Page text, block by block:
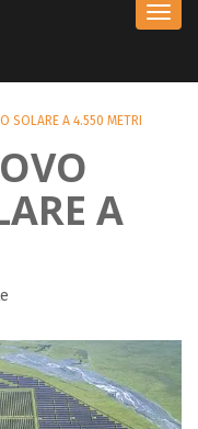
SOLARE A 4.550 METRI
A